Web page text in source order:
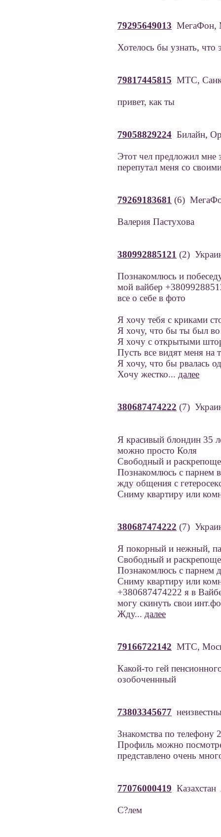
79295649013
Хотелось бы узнать, что
79817445815 МТС,
привет, как ты
79058829224 Билайн,
Этот чел предложил мне
перепутал меня со
79269183681 (6)
Валерия Пастухова
380992885121 (2)
Познакомлюсь и
мой вайбер
все о себе в фото
Я хочу тебя с криками
Я хочу, что бы ты был
Я хочу с открытыми
Пусть все видят меня на
Я хочу, что бы рвалась
Хочу жестко... далее
380687474222 (7)
Я красивый блондин 35
можно просто Коля
Свободный и
Познакомлюсь с парнем
жду общения с
Сниму квартиру или
380687474222 (7)
Я покорный и нежный,
Свободный и
Познакомлюсь с парнем
Сниму квартиру или
+380687474222 я в
могу скинуть свои
Жду... далее
79166722142 МТС,
Какой-то гей
озобоченнный
73803345677
Знакомства по телефону
Профиль можно
представлено очень
77076000419 Казахстан
С?лем